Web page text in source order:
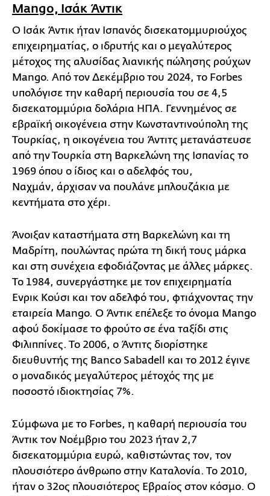
Mangο, Ισάκ Άντικ
Ο Ισάκ Άντικ ήταν Ισπανός δισεκατομμυριούχος
επιχειρηματίας, ο ιδρυτής και ο μεγαλύτερος
μέτοχος της αλυσίδας λιανικής πώλησης ρούχων
Mango. Από τον Δεκέμβριο του 2024, το Forbes
υπολόγισε την καθαρή περιουσία του σε 4,5
δισεκατομμύρια δολάρια ΗΠΑ. Γεννημένος σε
εβραϊκή οικογένεια στην Κωνσταντινούπολη της
Τουρκίας, η οικογένεια του Άντιτς μετανάστευσε
από την Τουρκία στη Βαρκελώνη της Ισπανίας το
1969 όπου ο ίδιος και ο αδελφός του,
Ναχμάν, άρχισαν να πουλάνε μπλουζάκια με
κεντήματα στο χέρι.
Άνοιξαν καταστήματα στη Βαρκελώνη και τη
Μαδρίτη, πουλώντας πρώτα τη δική τους μάρκα
και στη συνέχεια εφοδιάζοντας με άλλες μάρκες.
Το 1984, συνεργάστηκε με τον επιχειρηματία
Ενρικ Κούσι και τον αδελφό του, φτιάχνοντας την
εταιρεία Mango. Ο Άντικ επέλεξε το όνομα Mango
αφού δοκίμασε το φρούτο σε ένα ταξίδι στις
Φιλιππίνες. Το 2006, ο Άντιτς διορίστηκε
διευθυντής της Banco Sabadell και το 2012 έγινε
ο μοναδικός μεγαλύτερος μέτοχός της με
ποσοστό ιδιοκτησίας 7%.
Σύμφωνα με το Forbes, η καθαρή περιουσία του
Άντικ τον Νοέμβριο του 2023 ήταν 2,7
δισεκατομμύρια ευρώ, καθιστώντας τον, τον
πλουσιότερο άνθρωπο στην Καταλονία. Το 2010,
ήταν ο 32ος πλουσιότερος Εβραίος στον κόσμο. Ο